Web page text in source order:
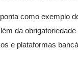
como exemplo
da
e plataformas